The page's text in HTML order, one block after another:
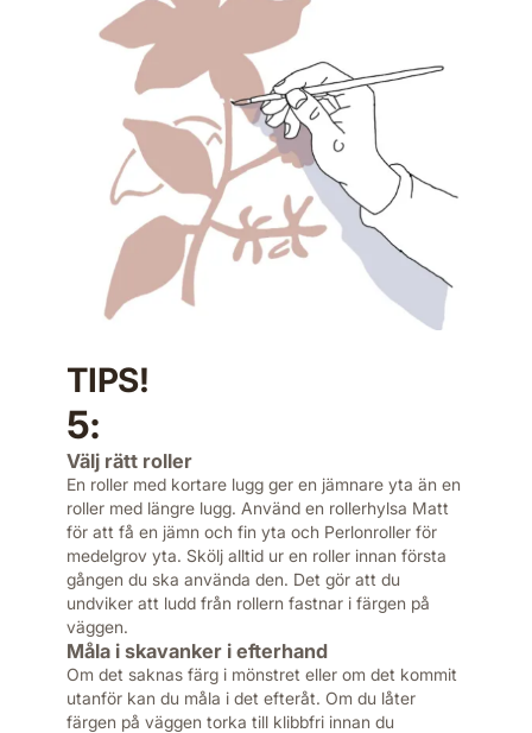
TIPS!
5:
Välj rätt roller
En roller med kortare lugg ger en jämnare yta än en
roller med längre lugg. Använd en rollerhylsa Matt
för att få en jämn och fin yta och Perlonroller för
medelgrov yta. Skölj alltid ur en roller innan första
gången du ska använda den. Det gör att du
undviker att ludd från rollern fastnar i färgen på
väggen.
Måla i skavanker i efterhand
Om det saknas färg i mönstret eller om det kommit
utanför kan du måla i det efteråt. Om du låter
färgen på väggen torka till klibbfri innan du